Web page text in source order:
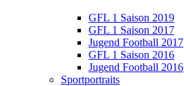
GFL 1 Saison 2019
GFL 1 Saison 2017
Jugend Football 2017
GFL 1 Saison 2016
Jugend Football 2016
Sportportraits